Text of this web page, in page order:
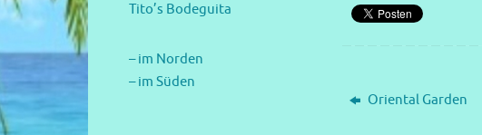
Oriental Garden
Tito’s Bodeguita
– im Norden
– im Süden